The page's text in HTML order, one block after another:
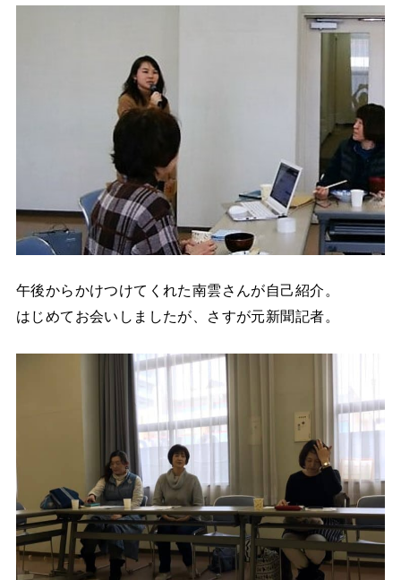
午後からかけつけてくれた南雲さんが自己紹介。
はじめてお会いしましたが、さすが元新聞記者。